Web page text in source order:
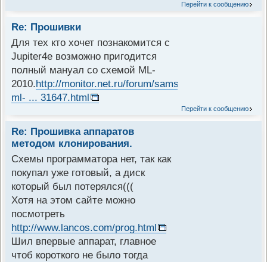
Перейти к сообщению
Re: Прошивки
Для тех кто хочет познакомится с
Jupiter4e возможно пригодится
полный мануал со схемой ML-
2010.http://monitor.net.ru/forum/samsung-
ml- ... 31647.html
Перейти к сообщению
Re: Прошивка аппаратов
методом клонирования.
Схемы программатора нет, так как
покупал уже готовый, а диск
который был потерялся(((
Хотя на этом сайте можно
посмотреть
http://www.lancos.com/prog.html
Шил впервые аппарат, главное
чтоб короткого не было тогда